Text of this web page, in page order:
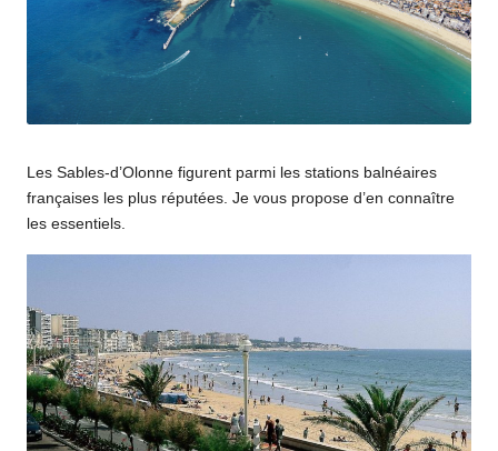
Les Sables-d’Olonne figurent parmi les stations balnéaires
françaises les plus réputées. Je vous propose d’en connaître
les essentiels.